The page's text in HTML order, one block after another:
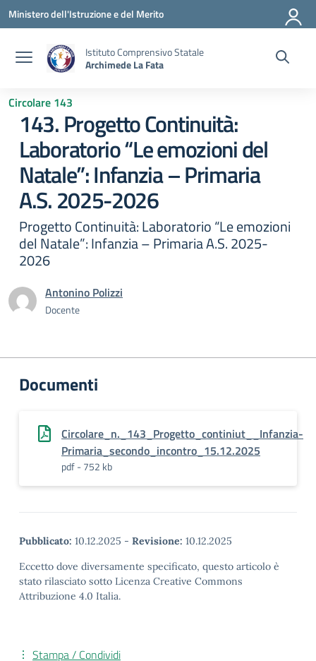
Vai ai contenuti
Vai al menu di navigazione
Vai al footer
Ministero dell'Istruzione e del Merito
Istituto Comprensivo Statale
Archimede La Fata
Circolare 143
143. Progetto Continuità:
Laboratorio “Le emozioni del
Natale”: Infanzia – Primaria
A.S. 2025-2026
Progetto Continuità: Laboratorio “Le emozioni
del Natale”: Infanzia – Primaria A.S. 2025-
2026
Antonino Polizzi
Docente
Documenti
Circolare_n._143_Progetto_continiut__Infanzia-
Primaria_secondo_incontro_15.12.2025
pdf - 752 kb
Pubblicato: 10.12.2025 - Revisione: 10.12.2025
Eccetto dove diversamente specificato, questo articolo è
stato rilasciato sotto Licenza Creative Commons
Attribuzione 4.0 Italia.
Stampa / Condividi